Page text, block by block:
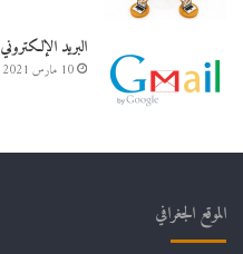
البريد الإلكتروني
10 مارس 2021
الموقع الجغرافي